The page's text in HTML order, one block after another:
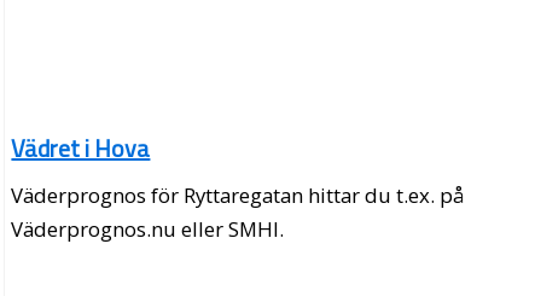
Vädret i Hova
Väderprognos för Ryttaregatan hittar du t.ex. på
Väderprognos.nu eller SMHI.